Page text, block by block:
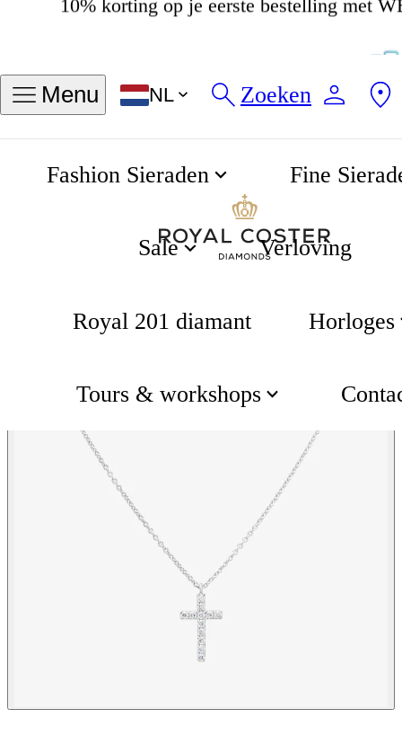
Menu NL Zoeken
Fashion Sieraden Fine
Sale Verloving
Royal 201 diamant Horloges
Tours & workshops
Gifting Cross ketting